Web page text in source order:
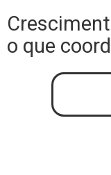
o que